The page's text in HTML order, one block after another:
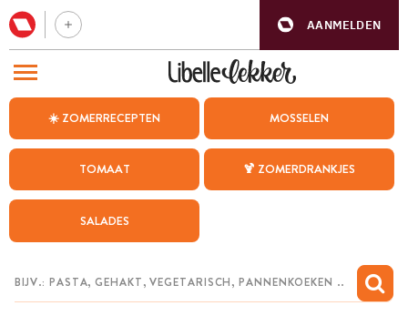
AANMELDEN
☀️ ZOMERRECEPTEN MOSSELEN
TOMAAT 🍹 ZOMERDRANKJES
SALADES
BEZOEK ONZE ANDERE WEBSITES
WEEKMENU
CHAT MET MAIA
MIJN BEWAARDE RECEPTEN